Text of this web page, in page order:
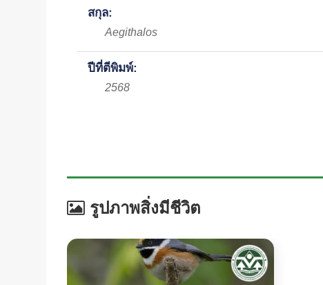
สกุล:
Aegithalos
ปีที่ตีพิมพ์:
2568
รูปภาพสิ่งมีชีวิต